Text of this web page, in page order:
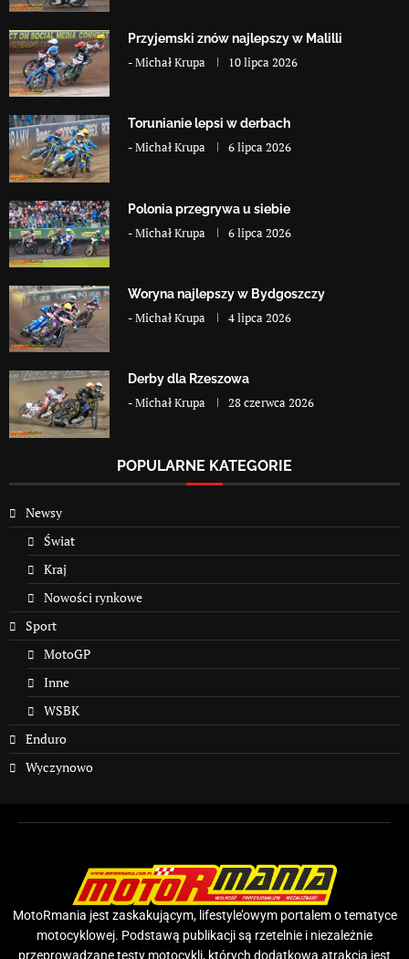
Przyjemski znów najlepszy w Malilli
-Michał Krupa 10 lipca 2026
Torunianie lepsi w derbach
-Michał Krupa 6 lipca 2026
Polonia przegrywa u siebie
-Michał Krupa 6 lipca 2026
Woryna najlepszy w Bydgoszczy
-Michał Krupa 4 lipca 2026
Derby dla Rzeszowa
-Michał Krupa 28 czerwca 2026
POPULARNE KATEGORIE
Newsy
Świat
Kraj
Nowości rynkowe
Sport
MotoGP
Inne
WSBK
Enduro
Wyczynowo
MotoRmania jest zaskakującym, lifestyle’owym portalem o tematyce
motocyklowej. Podstawą publikacji są rzetelnie i niezależnie
przeprowadzane testy motocykli, których dodatkową atrakcją jest